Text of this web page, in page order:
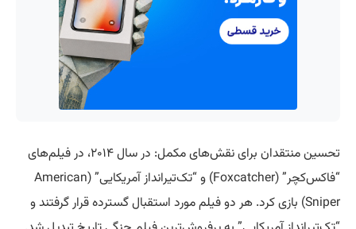
تحسین منتقدان برای نقش‌های مکمل: در سال ۲۰۱۴، در فیلم‌های
“فاکس‌کچر” (Foxcatcher) و “تک‌تیرانداز آمریکایی” (American
Sniper) بازی کرد. هر دو فیلم مورد استقبال گسترده قرار گرفتند و